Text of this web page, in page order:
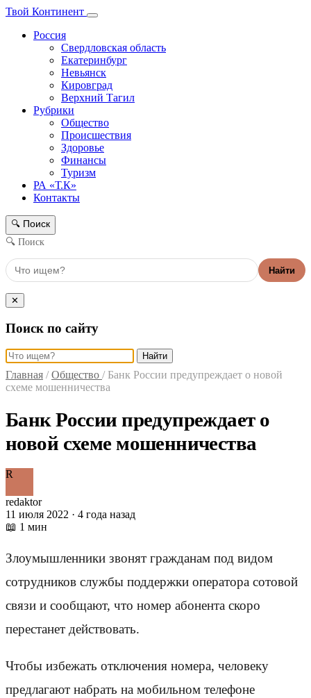
Твой Континент
Россия
Свердловская область
Екатеринбург
Невьянск
Кировград
Верхний Тагил
Рубрики
Общество
Происшествия
Здоровье
Финансы
Туризм
РА «Т.К»
Контакты
🔍 Поиск
🔍 Поиск
Найти
✕
Поиск по сайту
Найти
Главная / Общество / Банк России предупреждает о новой
схеме мошенничества
Банк России предупреждает о
новой схеме мошенничества
R
redaktor
11 июля 2022 · 4 года назад
📖 1 мин
Злоумышленники звонят гражданам под видом
сотрудников службы поддержки оператора сотовой
связи и сообщают, что номер абонента скоро
перестанет действовать.
Чтобы избежать отключения номера, человеку
предлагают набрать на мобильном телефоне